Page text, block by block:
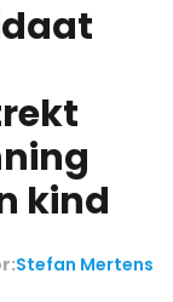
kind
Stefan Mertens